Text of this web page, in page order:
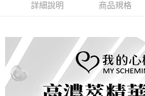
時審查核予不同之上限額度；若仍有額度不足之
付款後寶雅門市自取(由倉庫統一出貨)
詳細說明 商品規格